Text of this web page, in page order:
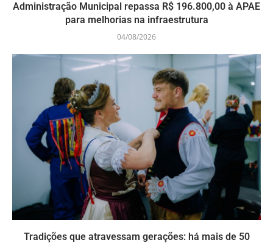
Administração Municipal repassa R$ 196.800,00 à APAE
para melhorias na infraestrutura
04/08/2026
Tradições que atravessam gerações: há mais de 50